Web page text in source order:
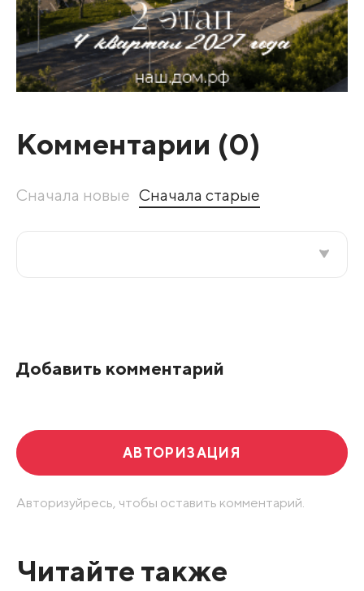
Комментарии (0)
Сначала новые Сначала старые
Добавить комментарий
АВТОРИЗАЦИЯ
Авторизуйресь, чтобы оставить комментарий.
Читайте также